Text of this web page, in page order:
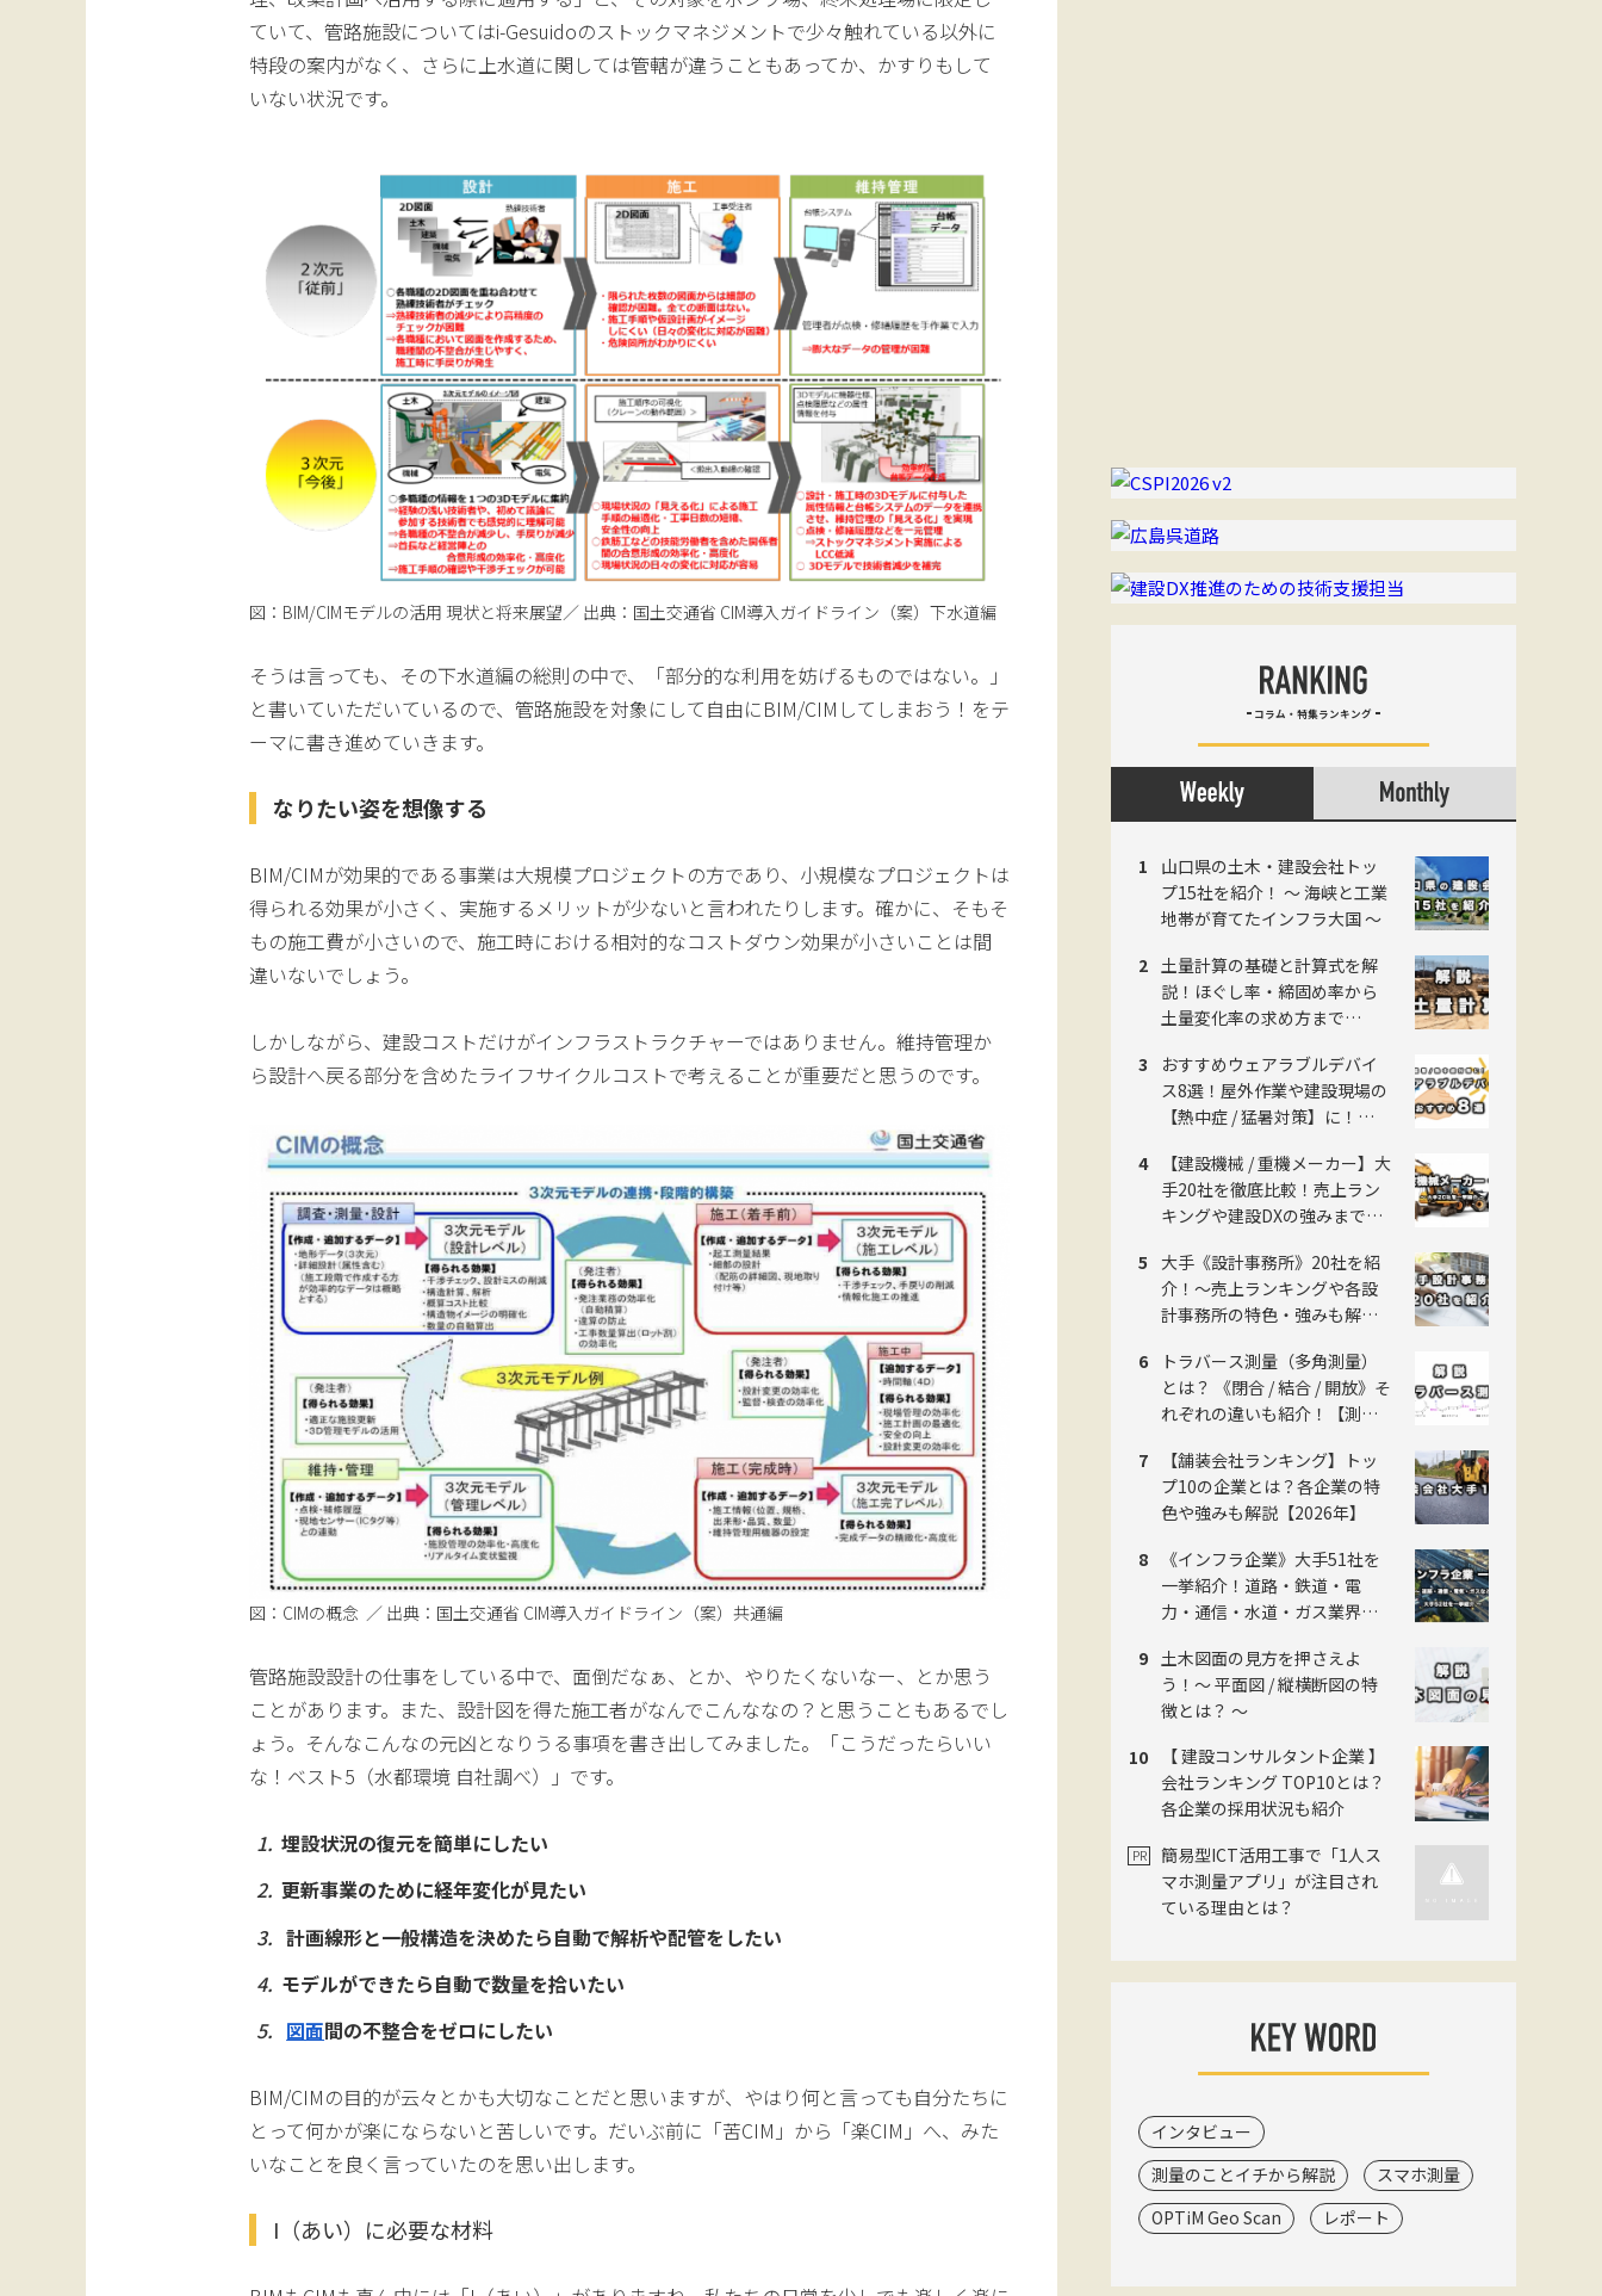
ていて、管路施設についてはi-Gesuidoのストックマネジメントで少々触れている以外に
特段の案内がなく、さらに上水道に関しては管轄が違うこともあってか、かすりもして
いない状況です。
図：BIM/CIMモデルの活用 現状と将来展望／ 出典：国土交通省 CIM導入ガイドライン（案）下水道編
そうは言っても、その下水道編の総則の中で、「部分的な利用を妨げるものではない。」
と書いていただいているので、管路施設を対象にして自由にBIM/CIMしてしまおう！をテ
ーマに書き進めていきます。
なりたい姿を想像する
BIM/CIMが効果的である事業は大規模プロジェクトの方であり、小規模なプロジェクトは
得られる効果が小さく、実施するメリットが少ないと言われたりします。確かに、そもそ
もの施工費が小さいので、施工時における相対的なコストダウン効果が小さいことは間
違いないでしょう。
しかしながら、建設コストだけがインフラストラクチャーではありません。維持管理か
ら設計へ戻る部分を含めたライフサイクルコストで考えることが重要だと思うのです。
図：CIMの概念 ／ 出典：国土交通省 CIM導入ガイドライン（案）共通編
管路施設設計の仕事をしている中で、面倒だなぁ、とか、やりたくないなー、とか思う
ことがあります。また、設計図を得た施工者がなんでこんななの？と思うこともあるでし
ょう。そんなこんなの元凶となりうる事項を書き出してみました。「こうだったらいい
な！ベスト5（水都環境 自社調べ）」です。
埋設状況の復元を簡単にしたい
更新事業のために経年変化が見たい
計画線形と一般構造を決めたら自動で解析や配管をしたい
モデルができたら自動で数量を拾いたい
図面間の不整合をゼロにしたい
BIM/CIMの目的が云々とかも大切なことだと思いますが、やはり何と言っても自分たちに
とって何かが楽にならないと苦しいです。だいぶ前に「苦CIM」から「楽CIM」へ、みた
いなことを良く言っていたのを思い出します。
I（あい）に必要な材料
コラム・特集ランキング
山口県の土木・建設会社トッ
プ15社を紹介！ 〜 海峡と工業
地帯が育てたインフラ大国 〜
土量計算の基礎と計算式を解
説！ほぐし率・締固め率から
土量変化率の求め方まで
おすすめウェアラブルデバイ
ス8選！屋外作業や建設現場の
【熱中症 / 猛暑対策】に！
【建設機械 / 重機メーカー】大
手20社を徹底比較！売上ラン
キングや建設DXの強みまで網
大手《設計事務所》20社を紹
介！〜売上ランキングや各設
計事務所の特色・強みも解
トラバース測量（多角測量）
とは？ 《閉合 / 結合 / 開放》そ
れぞれの違いも紹介！【測量
【舗装会社ランキング】トッ
プ10の企業とは？各企業の特
色や強みも解説【2026年】
《インフラ企業》大手51社を
一挙紹介！道路・鉄道・電
力・通信・水道・ガス業界の
も解説 【2026年】
土木図面の見方を押さえよ
う！〜 平面図 / 縦横断図の特
徴とは？ 〜
【 建設コンサルタント企業 】
会社ランキング TOP10とは？
各企業の採用状況も紹介
簡易型ICT活用工事で「1人ス
マホ測量アプリ」が注目され
ている理由とは？
インタビュー
測量のことイチから解説
スマホ測量
OPTiM Geo Scan
レポート